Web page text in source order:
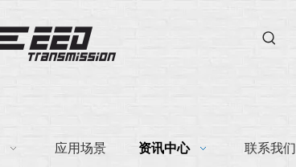
应用场景 资讯中心 联系我们